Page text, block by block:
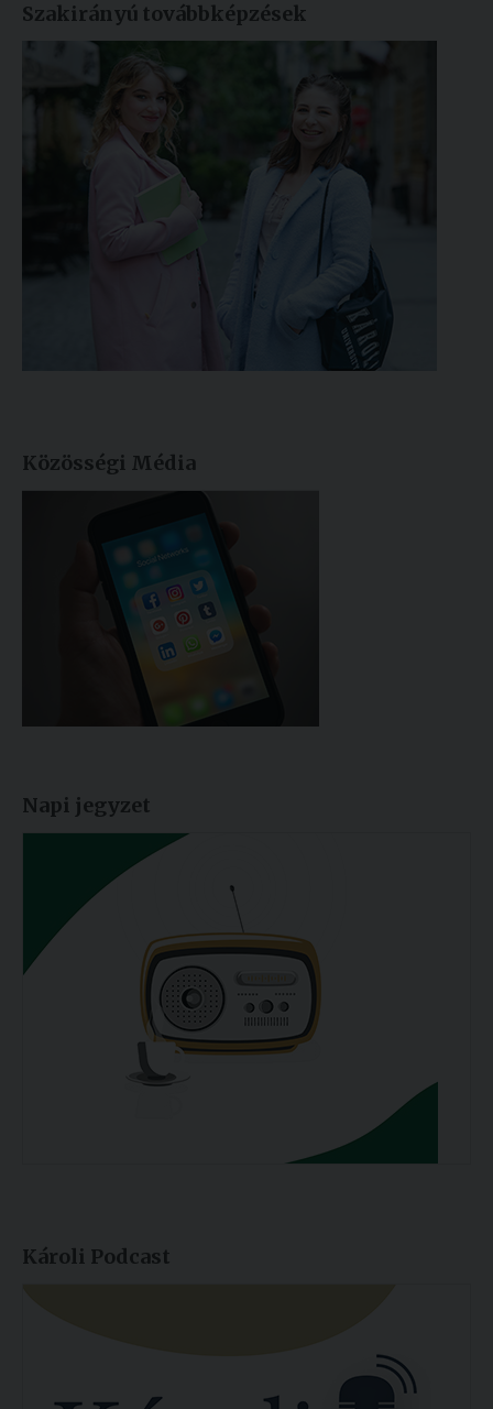
Szakirányú továbbképzések
Közösségi Média
Napi jegyzet
Károli Podcast